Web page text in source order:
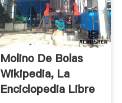
Molino De Bolas
Wikipedia, La
Enciclopedia Libre